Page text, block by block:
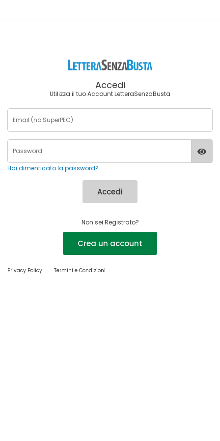
Accedi
Utilizza il tuo Account LetteraSenzaBusta
Hai dimenticato la password?
Accedi
Non sei Registrato?
Crea un account
Privacy Policy Termini e Condizioni